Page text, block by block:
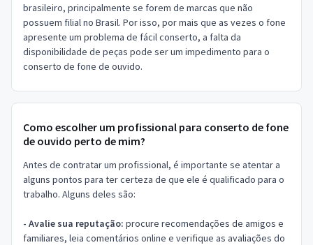
brasileiro, principalmente se forem de marcas que não
possuem filial no Brasil. Por isso, por mais que as vezes o fone
apresente um problema de fácil conserto, a falta da
disponibilidade de peças pode ser um impedimento para o
conserto de fone de ouvido.
Como escolher um profissional para conserto de fone
de ouvido perto de mim?
Antes de contratar um profissional, é importante se atentar a
alguns pontos para ter certeza de que ele é qualificado para o
trabalho. Alguns deles são:
- Avalie sua reputação: procure recomendações de amigos e
familiares, leia comentários online e verifique as avaliações do